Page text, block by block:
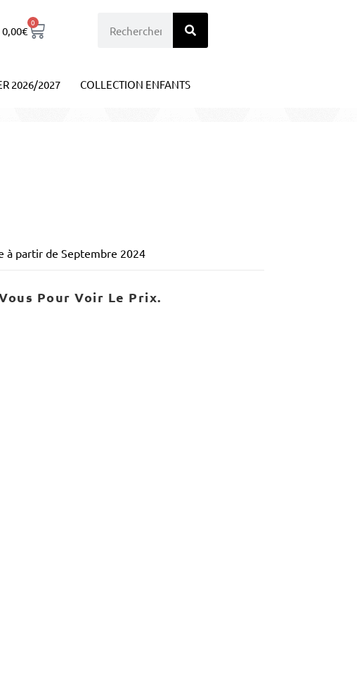
0,00€
0
2026/2027 COLLECTION ENFANTS
à partir de Septembre 2024
Pour Voir Le Prix.